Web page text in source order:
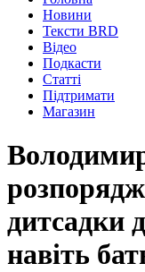
Новини
Тексти BRD
Відео
Подкасти
Статті
Підтримати
Магазин
дитсадки
навіть